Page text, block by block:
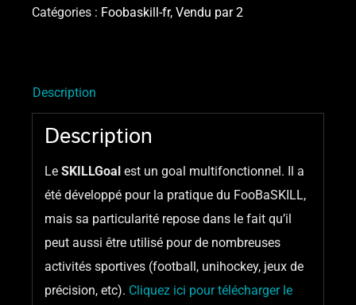
Catégories : Foobaskill-fr, Vendu par 2
Description
Description
Le SKILLGoal est un goal multifonctionnel. Il a
été développé pour la pratique du FooBaSKILL,
mais sa particularité repose dans le fait qu’il
peut aussi être utilisé pour de nombreuses
activités sportives (football, unihockey, jeux de
précision, etc). Cliquez ici pour télécharger le